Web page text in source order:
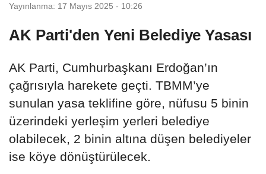
Yayınlanma: 17 Mayıs 2025 - 10:26
AK Parti'den Yeni Belediye Yasası
AK Parti, Cumhurbaşkanı Erdoğan’ın
çağrısıyla harekete geçti. TBMM’ye
sunulan yasa teklifine göre, nüfusu 5 binin
üzerindeki yerleşim yerleri belediye
olabilecek, 2 binin altına düşen belediyeler
ise köye dönüştürülecek.